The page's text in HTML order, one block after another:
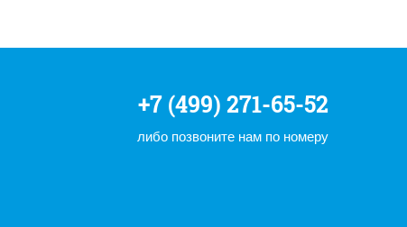
+7 (499) 271-65-52
либо позвоните нам по номеру